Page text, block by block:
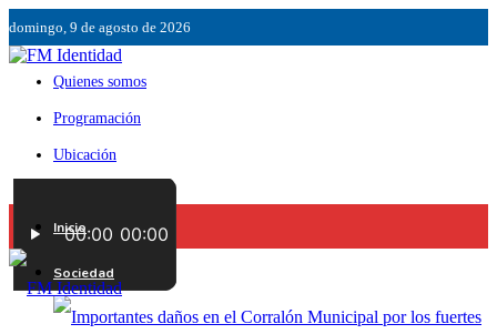
domingo, 9 de agosto de 2026
Quienes somos
Programación
Ubicación
Contáctenos
Inicio
Sociedad